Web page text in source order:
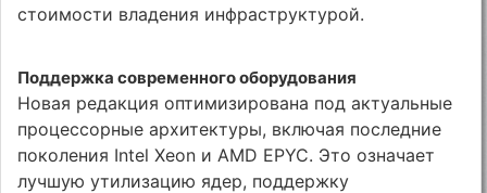
стоимости владения инфраструктурой.
Поддержка современного оборудования
Новая редакция оптимизирована под актуальные
процессорные архитектуры, включая последние
поколения Intel Xeon и AMD EPYC. Это означает
лучшую утилизацию ядер, поддержку